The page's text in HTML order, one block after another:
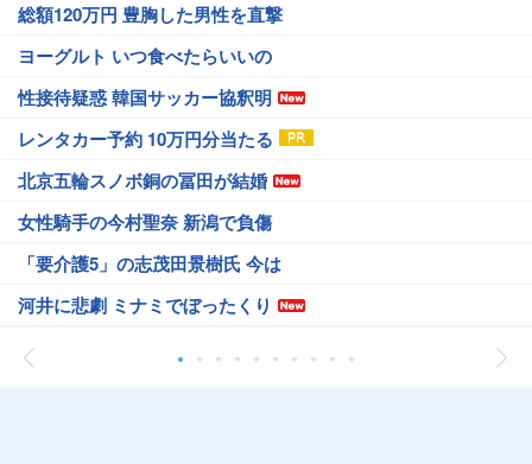
総額120万円 豊胸した男性を直撃
ヨーグルト いつ食べたらいいの
性接待疑惑 韓国サッカー協釈明
レンタカー予約 10万円分当たる
北京五輪スノボ銅の冨田が結婚
女性騎手の今村聖奈 新潟で負傷
「要介護5」の志茂田景樹氏 今は
河井に悲劇 ミナミでぼったくり